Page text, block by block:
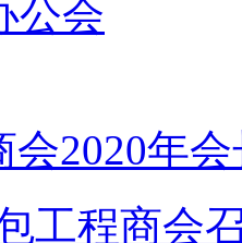
会2020年